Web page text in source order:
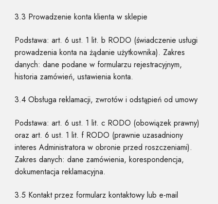
3.3 Prowadzenie konta klienta w sklepie
Podstawa: art. 6 ust. 1 lit. b RODO (świadczenie usługi
prowadzenia konta na żądanie użytkownika). Zakres
danych: dane podane w formularzu rejestracyjnym,
historia zamówień, ustawienia konta.
3.4 Obsługa reklamacji, zwrotów i odstąpień od umowy
Podstawa: art. 6 ust. 1 lit. c RODO (obowiązek prawny)
oraz art. 6 ust. 1 lit. f RODO (prawnie uzasadniony
interes Administratora w obronie przed roszczeniami).
Zakres danych: dane zamówienia, korespondencja,
dokumentacja reklamacyjna.
3.5 Kontakt przez formularz kontaktowy lub e-mail